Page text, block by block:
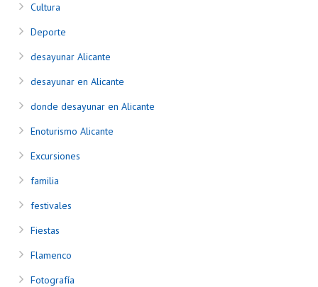
Cultura
Deporte
desayunar Alicante
desayunar en Alicante
donde desayunar en Alicante
Enoturismo Alicante
Excursiones
familia
festivales
Fiestas
Flamenco
Fotografía